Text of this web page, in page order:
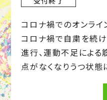
コロナ禍でのオンライ
コロナ禍で自粛を続け
進行、運動不足による
点がなくなりうつ状